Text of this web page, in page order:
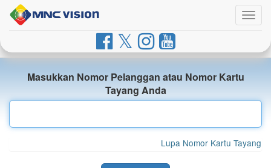
Masukkan Nomor Pelanggan atau Nomor Kartu
Tayang Anda
Lupa Nomor Kartu Tayang